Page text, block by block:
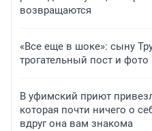
возвращаются
«Все еще в шоке»: сыну
трогательный пост и фото
В уфимский приют
которая почти ничего о
вдруг она вам знакома